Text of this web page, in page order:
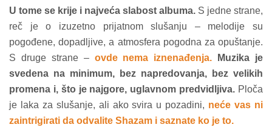
U tome se krije i najveća slabost albuma. S jedne strane,
reč je o izuzetno prijatnom slušanju – melodije su
pogođene, dopadljive, a atmosfera pogodna za opuštanje.
S druge strane – ovde nema iznenađenja.
Muzika je
svedena na minimum, bez napredovanja, bez velikih
promena i, što je najgore, uglavnom predvidljiva. Ploča
je laka za slušanje, ali ako svira u pozadini, neće vas ni
zaintrigirati da odvalite Shazam i saznate ko je to.